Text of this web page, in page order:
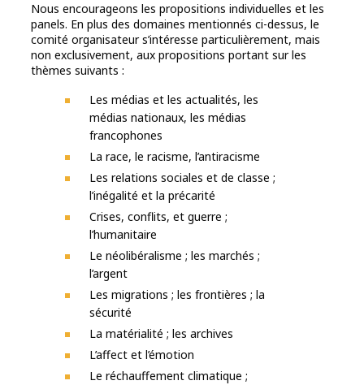
Nous encourageons les propositions individuelles et les
panels. En plus des domaines mentionnés ci-dessus, le
comité organisateur s’intéresse particulièrement, mais
non exclusivement, aux propositions portant sur les
thèmes suivants :
Les médias et les actualités, les
médias nationaux, les médias
francophones
La race, le racisme, l’antiracisme
Les relations sociales et de classe ;
l’inégalité et la précarité
Crises, conflits, et guerre ;
l’humanitaire
Le néolibéralisme ; les marchés ;
l’argent
Les migrations ; les frontières ; la
sécurité
La matérialité ; les archives
L’affect et l’émotion
Le réchauffement climatique ;